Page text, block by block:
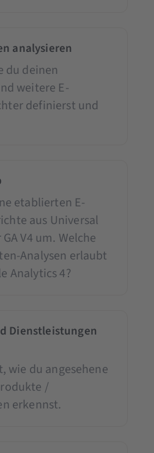
analysieren
du deinen
weitere E-
definierst und
etablierten E-
aus Universal
V4 um. Welche
Analysen erlaubt
Analytics 4?
Dienstleistungen
wie du angesehene
/
erkennst.